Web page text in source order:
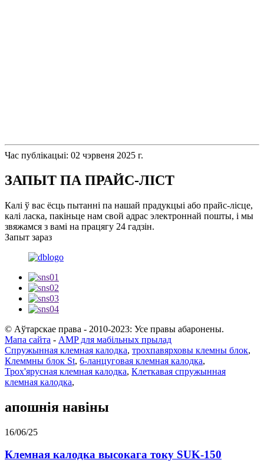
Час публікацыі: 02 чэрвеня 2025 г.
ЗАПЫТ ПА ПРАЙС-ЛІСТ
Калі ў вас ёсць пытанні па нашай прадукцыі або прайс-лісце,
калі ласка, пакіньце нам свой адрас электроннай пошты, і мы
звяжамся з вамі на працягу 24 гадзін.
Запыт зараз
© Аўтарскае права - 2010-2023: Усе правы абаронены.
Мапа сайта - AMP для мабільных прылад
Спружынная клемная калодка, трохпавярховы клемны блок,
Клеммны блок St, 6-ланцуговая клемная калодка,
Трох'ярусная клемная калодка, Клеткавая спружынная
клемная калодка,
апошнія навіны
16/06/25
Клемная калодка высокага току SUK-150